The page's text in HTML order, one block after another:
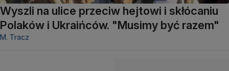
Wyszli na ulice przeciw hejtowi i skłócaniu
Polaków i Ukraińców. "Musimy być razem"
M. Tracz